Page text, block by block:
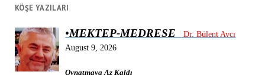
KÖŞE YAZILARI
•MEKTEP-MEDRESE
Dr. Bülent Avcı
August 9, 2026
Oynatmaya Az Kaldı